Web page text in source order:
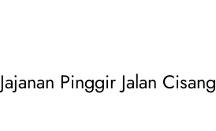
Jajanan Pinggir Jalan